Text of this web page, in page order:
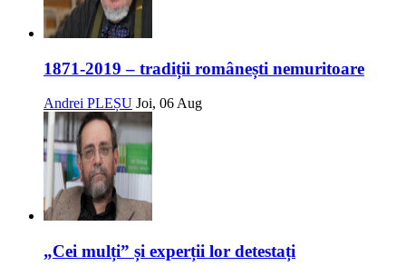
1871-2019 – tradiții românești nemuritoare
Andrei PLEȘU Joi, 06 Aug
„Cei mulți” și experții lor detestați